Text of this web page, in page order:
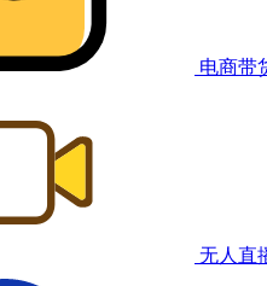
电商带
无人直